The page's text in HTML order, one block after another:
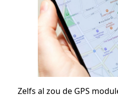
Zelfs al zou de GPS